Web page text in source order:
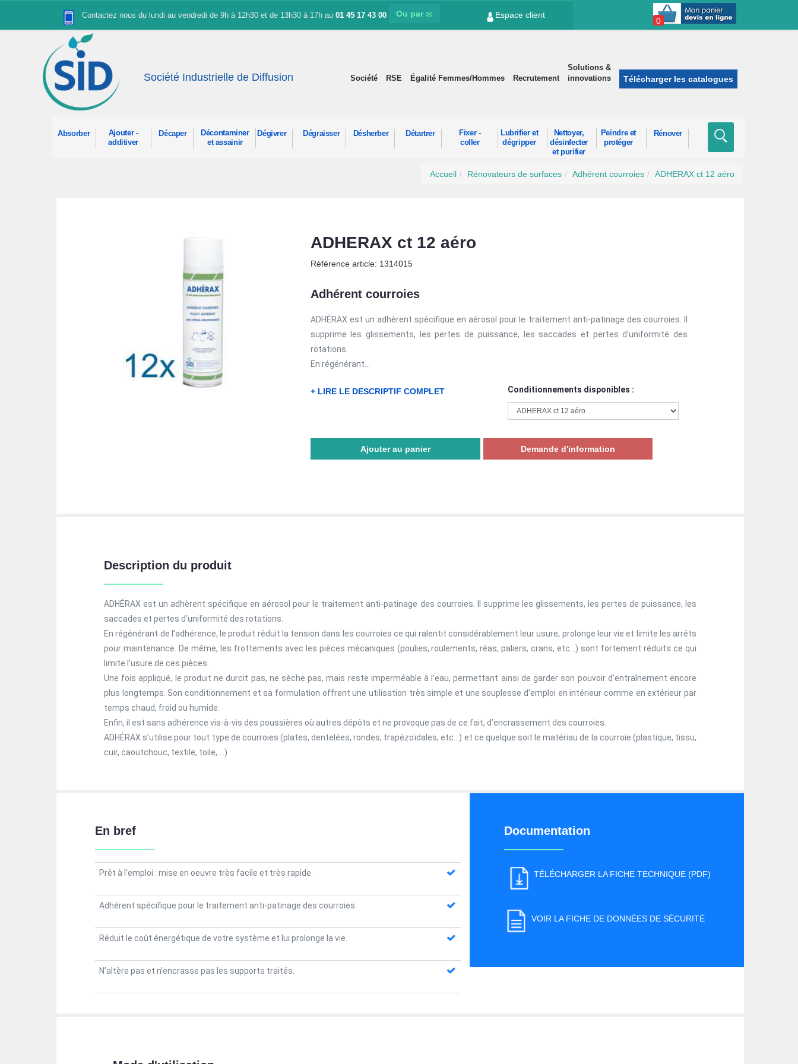
Contactez nous du lundi au vendredi de 9h à 12h30 et de 13h30 à 17h au 01 45 17 43 00 Ou par Espace client
0
Société Industrielle de Diffusion Société RSE Égalité Femmes/Hommes Recrutement
Solutions &
innovations
Télécharger les catalogues
Absorber
Ajouter -
additiver
Décaper
Décontaminer
et assainir
Dégivrer Dégraisser Désherber Détartrer
Fixer -
coller
Lubrifier et
dégripper
Nettoyer,
désinfecter
et purifier
Peindre et
protéger
Rénover
Accueil Rénovateurs de surfaces Adhérent courroies ADHERAX ct 12 aéro
ADHERAX ct 12 aéro
Référence article: 1314015
Adhérent courroies
ADHÉRAX est un adhèrent spécifique en aérosol pour le traitement anti-patinage des courroies. Il
supprime les glissements, les pertes de puissance, les saccades et pertes d’uniformité des
rotations.
En régénérant...
+ LIRE LE DESCRIPTIF COMPLET Conditionnements disponibles :
Description du produit
ADHÉRAX est un adhèrent spécifique en aérosol pour le traitement anti-patinage des courroies. Il supprime les glissements, les pertes de puissance, les
saccades et pertes d’uniformité des rotations.
En régénérant de l’adhérence, le produit réduit la tension dans les courroies ce qui ralentit considérablement leur usure, prolonge leur vie et limite les arrêts
pour maintenance. De même, les frottements avec les pièces mécaniques (poulies, roulements, réas, paliers, crans, etc…) sont fortement réduits ce qui
limite l’usure de ces pièces.
Une fois appliqué, le produit ne durcit pas, ne sèche pas, mais reste imperméable à l’eau, permettant ainsi de garder son pouvoir d’entraînement encore
plus longtemps. Son conditionnement et sa formulation offrent une utilisation très simple et une souplesse d’emploi en intérieur comme en extérieur par
temps chaud, froid ou humide.
Enfin, il est sans adhérence vis-à-vis des poussières où autres dépôts et ne provoque pas de ce fait, d’encrassement des courroies.
ADHÉRAX s’utilise pour tout type de courroies (plates, dentelées, rondes, trapézoïdales, etc…) et ce quelque soit le matériau de la courroie (plastique, tissu,
cuir, caoutchouc, textile, toile, …)
En bref
Prêt à l'emploi : mise en oeuvre très facile et très rapide.
Adhérent spécifique pour le traitement anti-patinage des courroies.
Réduit le coût énergétique de votre système et lui prolonge la vie.
N’altère pas et n’encrasse pas les supports traités.
Documentation
TÉLÉCHARGER LA FICHE TECHNIQUE (PDF)
VOIR LA FICHE DE DONNÉES DE SÉCURITÉ